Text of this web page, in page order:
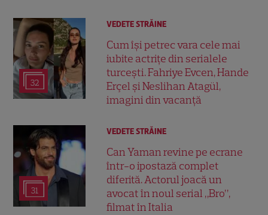
32
VEDETE STRĂINE
Cum își petrec vara cele mai
iubite actrițe din serialele
turcești. Fahriye Evcen, Hande
Erçel și Neslihan Atagül,
imagini din vacanță
31
VEDETE STRĂINE
Can Yaman revine pe ecrane
într-o ipostază complet
diferită. Actorul joacă un
avocat în noul serial „Bro”,
filmat în Italia